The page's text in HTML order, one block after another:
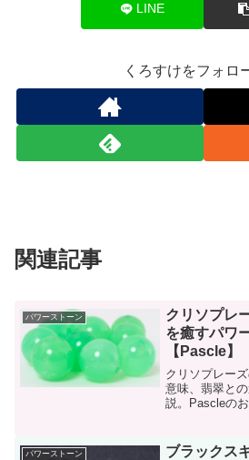
LINE
くろすけをフォロ
関連記事
パワーストーン
クリソプレ
を癒すパワ
【Pascle】
クリソプレー
意味、翡翠と
説。Pascleの
パワーストーン
ブラックス